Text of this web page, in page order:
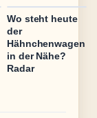
Wo steht heute
der
Hähnchenwagen
in der Nähe?
Radar